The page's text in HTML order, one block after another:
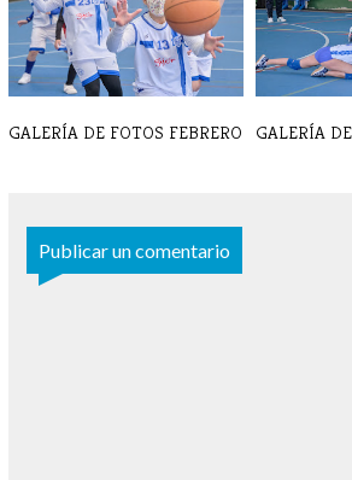
GALERÍA DE FOTOS FEBRERO GALERÍA
Publicar un comentario